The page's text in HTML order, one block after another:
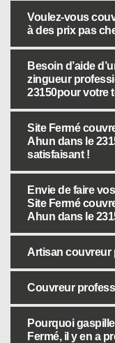
Voulez-vous
à des prix pas
Besoin d’aide
zingueur
23150pour votre
Site Fermé
Ahun dans le
satisfaisant !
Envie de faire
Site Fermé
Ahun dans le
Artisan couvreur
Couvreur
Pourquoi
Fermé, il y en a